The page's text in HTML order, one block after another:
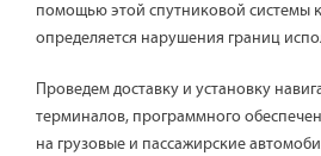
помощью этой спутниковой системы
определяется нарушения границ
Проведем доставку и установку
терминалов, программного
на грузовые и пассажирские